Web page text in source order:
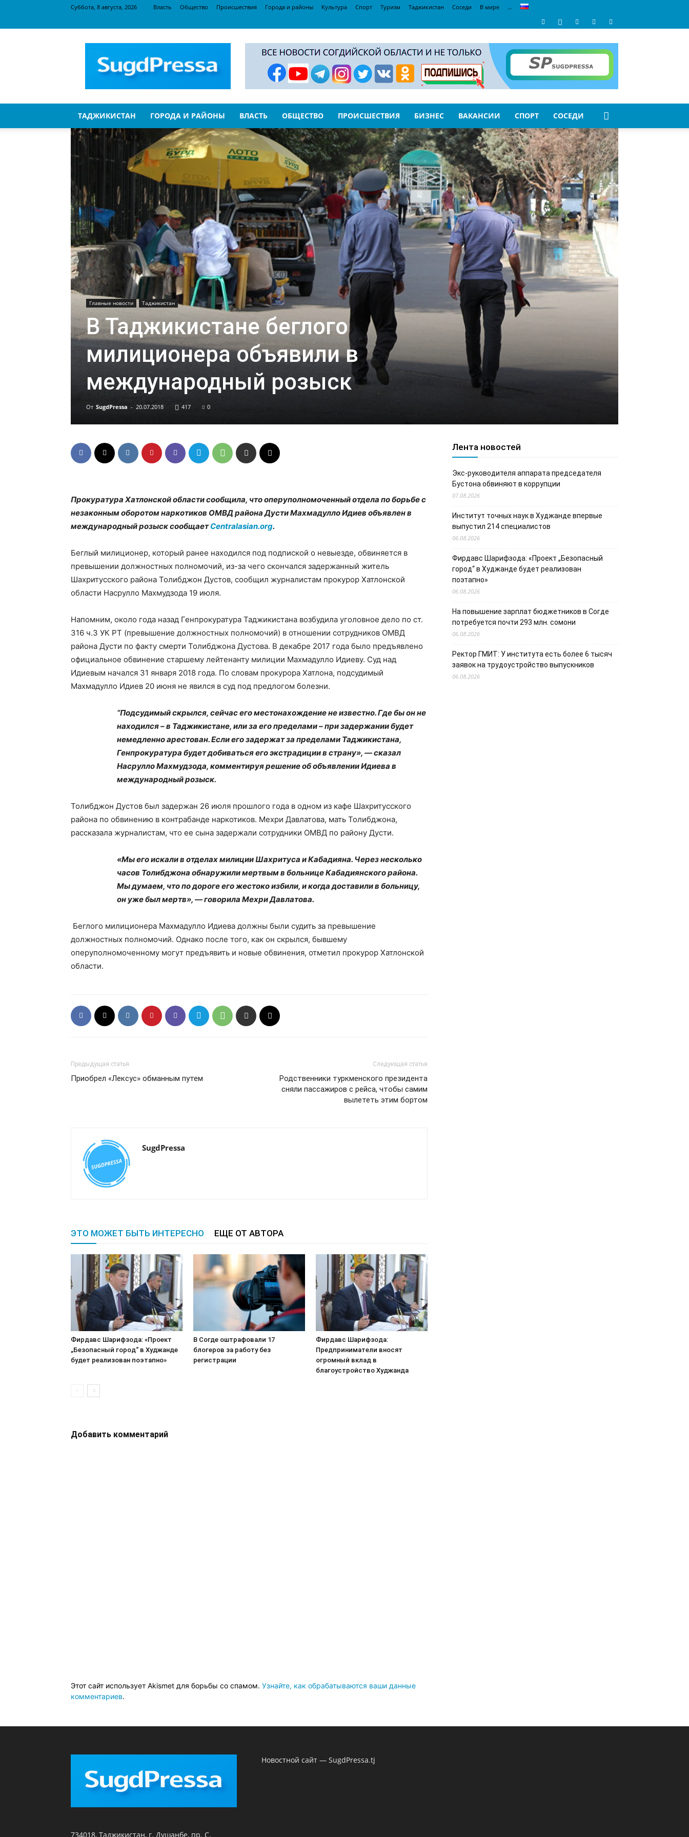
Суббота, 8 августа, 2026 Власть Общество Происшествия Города и районы Культура Спорт Туризм Таджикистан Соседи В мире …
ТАДЖИКИСТАН ГОРОДА И РАЙОНЫ ВЛАСТЬ ОБЩЕСТВО ПРОИСШЕСТВИЯ БИЗНЕС ВАКАНСИИ СПОРТ СОСЕДИ
Главные новости Таджикистан
В Таджикистане беглого
милиционера объявили в
международный розыск
От SugdPressa - 20.07.2018 417 0
Прокуратура Хатлонской области сообщила, что оперуполномоченный отдела по борьбе с
незаконным оборотом наркотиков ОМВД района Дусти Махмадулло Идиев объявлен в
международный розыск сообщаетCentralasian.org.
Беглый милиционер, который ранее находился под подпиской о невыезде, обвиняется в
превышении должностных полномочий, из-за чего скончался задержанный житель
Шахритусского района Толибджон Дустов, сообщил журналистам прокурор Хатлонской
области Насрулло Махмудзода 19 июля.
Напомним, около года назад Генпрокуратура Таджикистана возбудила уголовное дело по ст.
316 ч.3 УК РТ (превышение должностных полномочий) в отношении сотрудников ОМВД
района Дусти по факту смерти Толибджона Дустова. В декабре 2017 года было предъявлено
официальное обвинение старшему лейтенанту милиции Махмадулло Идиеву. Суд над
Идиевым начался 31 января 2018 года. По словам прокурора Хатлона, подсудимый
Махмадулло Идиев 20 июня не явился в суд под предлогом болезни.
“Подсудимый скрылся, сейчас его местонахождение не известно. Где бы он не
находился – в Таджикистане, или за его пределами – при задержании будет
немедленно арестован. Если его задержат за пределами Таджикистана,
Генпрокуратура будет добиваться его экстрадиции в страну», — сказал
Насрулло Махмудзода, комментируя решение об объявлении Идиева в
международный розыск.
Толибджон Дустов был задержан 26 июля прошлого года в одном из кафе Шахритусского
района по обвинению в контрабанде наркотиков. Мехри Давлатова, мать Толибджона,
рассказала журналистам, что ее сына задержали сотрудники ОМВД по району Дусти.
«Мы его искали в отделах милиции Шахритуса и Кабадияна. Через несколько
часов Толибджона обнаружили мертвым в больнице Кабадиянского района.
Мы думаем, что по дороге его жестоко избили, и когда доставили в больницу,
он уже был мертв», — говорила Мехри Давлатова.
Беглого милиционера Махмадулло Идиева должны были судить за превышение
должностных полномочий. Однако после того, как он скрылся, бывшему
оперуполномоченному могут предъявить и новые обвинения, отметил прокурор Хатлонской
области.
Предыдущая статья
Приобрел «Лексус» обманным путем
Следующая статья
Родственники туркменского президента
сняли пассажиров с рейса, чтобы самим
вылететь этим бортом
SugdPressa
ЭТО МОЖЕТ БЫТЬ ИНТЕРЕСНО ЕЩЕ ОТ АВТОРА
Фирдавс Шарифзода: «Проект
„Безопасный город“ в Худжанде
будет реализован поэтапно»
В Согде оштрафовали 17
блогеров за работу без
регистрации
Фирдавс Шарифзода:
Предприниматели вносят
огромный вклад в
благоустройство Худжанда
Добавить комментарий
Этот сайт использует Akismet для борьбы со спамом. Узнайте, как обрабатываются ваши данные
комментариев.
Лента новостей
Экс-руководителя аппарата председателя
Бустона обвиняют в коррупции
07.08.2026
Институт точных наук в Худжанде впервые
выпустил 214 специалистов
06.08.2026
Фирдавс Шарифзода: «Проект „Безопасный
город“ в Худжанде будет реализован
поэтапно»
06.08.2026
На повышение зарплат бюджетников в Согде
потребуется почти 293 млн. сомони
06.08.2026
Ректор ГМИТ: У института есть более 6 тысяч
заявок на трудоустройство выпускников
06.08.2026
734018, Таджикистан, г. Душанбе, пр. С.
Новостной сайт — SugdPressa.tj